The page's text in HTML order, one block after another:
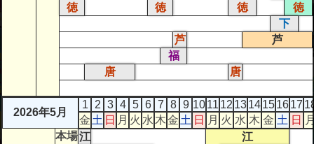
徳
徳 徳
徳
下
芦
芦
福
唐
唐
2026年5月
1 2 3 4 5 6 7 8 9 1011 12 1314151617
金 土 日 月 火 水 木金 土 日 月 火 水 木 金 土 日
本場江 江